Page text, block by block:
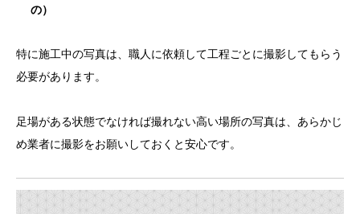
の）
特に施工中の写真は、職人に依頼して工程ごとに撮影してもらう
必要があります。
足場がある状態でなければ撮れない高い場所の写真は、あらかじ
め業者に撮影をお願いしておくと安心です。